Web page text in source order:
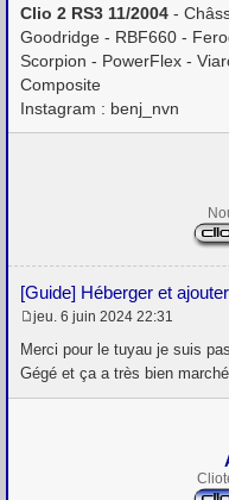
Clio 2 RS3 11/2004 -
Goodridge - RBF660 -
Scorpion - PowerFlex -
Composite
Instagram : benj_nvn
[Guide] Héberger et
e
s
s
a
jeu. 6 juin 2024 22:31
Merci pour le tuyau je suis
Gégé et ça a très bien